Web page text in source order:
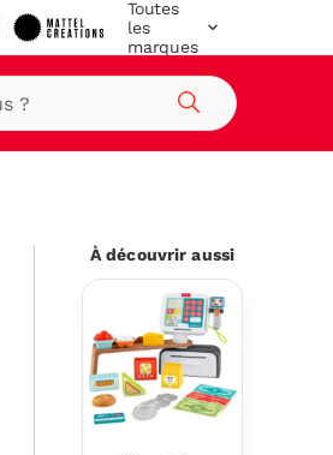
Toutes
les
marques
Rechercher
À découvrir aussi